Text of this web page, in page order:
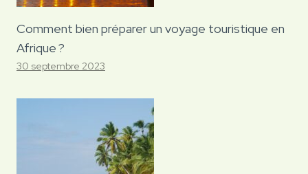
Comment bien préparer un voyage touristique en
Afrique ?
30 septembre 2023